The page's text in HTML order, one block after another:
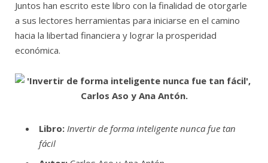
Juntos han escrito este libro con la finalidad de otorgarle
a sus lectores herramientas para iniciarse en el camino
hacia la libertad financiera y lograr la prosperidad
económica.
Libro: Invertir de forma inteligente nunca fue tan
fácil